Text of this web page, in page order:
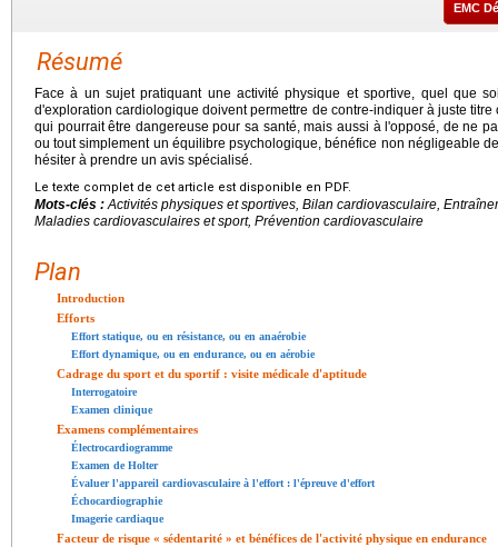
EMC
Résumé
Face à un sujet pratiquant une activité physique et sportive, quel que
d'exploration cardiologique doivent permettre de contre-indiquer à juste
qui pourrait être dangereuse pour sa santé, mais aussi à l'opposé, de ne
ou tout simplement un équilibre psychologique, bénéfice non négligeable
hésiter à prendre un avis spécialisé.
Le texte complet de cet article est disponible en PDF.
Mots-clés :Activités physiques et sportives, Bilan cardiovasculaire,
Maladies cardiovasculaires et sport, Prévention cardiovasculaire
Plan
Introduction
Efforts
Effort statique, ou en résistance, ou en anaérobie
Effort dynamique, ou en endurance, ou en aérobie
Cadrage du sport et du sportif : visite médicale d'aptitude
Interrogatoire
Examen clinique
Examens complémentaires
Électrocardiogramme
Examen de Holter
Évaluer l'appareil cardiovasculaire à l'effort : l'épreuve d'effort
Échocardiographie
Imagerie cardiaque
Facteur de risque « sédentarité » et bénéfices de l'activité physique en endurance